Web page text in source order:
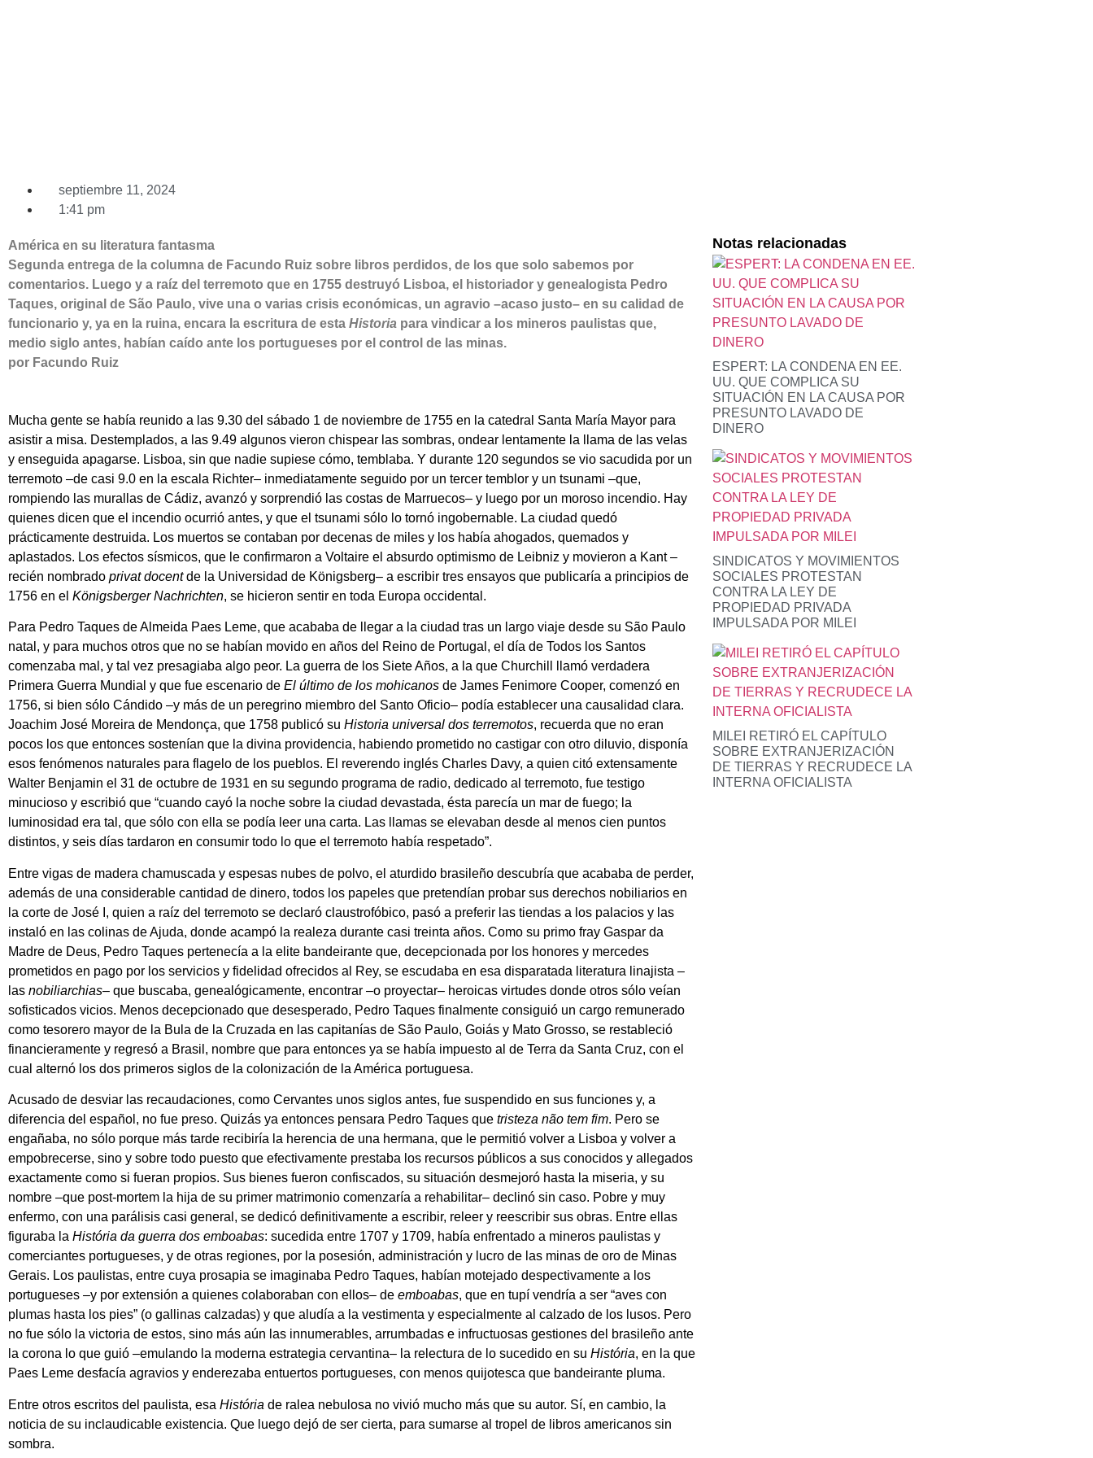
septiembre 11, 2024
1:41 pm
América en su literatura fantasma
Segunda entrega de la columna de Facundo Ruiz sobre libros perdidos, de los que solo sabemos por
comentarios. Luego y a raíz del terremoto que en 1755 destruyó Lisboa, el historiador y genealogista Pedro
Taques, original de São Paulo, vive una o varias crisis económicas, un agravio –acaso justo– en su calidad de
funcionario y, ya en la ruina, encara la escritura de esta Historia para vindicar a los mineros paulistas que,
medio siglo antes, habían caído ante los portugueses por el control de las minas.
por Facundo Ruiz
Mucha gente se había reunido a las 9.30 del sábado 1 de noviembre de 1755 en la catedral Santa María Mayor para
asistir a misa. Destemplados, a las 9.49 algunos vieron chispear las sombras, ondear lentamente la llama de las velas
y enseguida apagarse. Lisboa, sin que nadie supiese cómo, temblaba. Y durante 120 segundos se vio sacudida por un
terremoto –de casi 9.0 en la escala Richter– inmediatamente seguido por un tercer temblor y un tsunami –que,
rompiendo las murallas de Cádiz, avanzó y sorprendió las costas de Marruecos– y luego por un moroso incendio. Hay
quienes dicen que el incendio ocurrió antes, y que el tsunami sólo lo tornó ingobernable. La ciudad quedó
prácticamente destruida. Los muertos se contaban por decenas de miles y los había ahogados, quemados y
aplastados. Los efectos sísmicos, que le confirmaron a Voltaire el absurdo optimismo de Leibniz y movieron a Kant –
recién nombrado privat docentde la Universidad de Königsberg– a escribir tres ensayos que publicaría a principios de
1756 en el Königsberger Nachrichten, se hicieron sentir en toda Europa occidental.
Para Pedro Taques de Almeida Paes Leme, que acababa de llegar a la ciudad tras un largo viaje desde su São Paulo
natal, y para muchos otros que no se habían movido en años del Reino de Portugal, el día de Todos los Santos
comenzaba mal, y tal vez presagiaba algo peor. La guerra de los Siete Años, a la que Churchill llamó verdadera
Primera Guerra Mundial y que fue escenario de El último de los mohicanos de James Fenimore Cooper, comenzó en
1756, si bien sólo Cándido –y más de un peregrino miembro del Santo Oficio– podía establecer una causalidad clara.
Joachim José Moreira de Mendonça, que 1758 publicó su Historia universal dos terremotos, recuerda que no eran
pocos los que entonces sostenían que la divina providencia, habiendo prometido no castigar con otro diluvio, disponía
esos fenómenos naturales para flagelo de los pueblos. El reverendo inglés Charles Davy, a quien citó extensamente
Walter Benjamin el 31 de octubre de 1931 en su segundo programa de radio, dedicado al terremoto, fue testigo
minucioso y escribió que “cuando cayó la noche sobre la ciudad devastada, ésta parecía un mar de fuego; la
luminosidad era tal, que sólo con ella se podía leer una carta. Las llamas se elevaban desde al menos cien puntos
distintos, y seis días tardaron en consumir todo lo que el terremoto había respetado”.
Entre vigas de madera chamuscada y espesas nubes de polvo, el aturdido brasileño descubría que acababa de perder,
además de una considerable cantidad de dinero, todos los papeles que pretendían probar sus derechos nobiliarios en
la corte de José I, quien a raíz del terremoto se declaró claustrofóbico, pasó a preferir las tiendas a los palacios y las
instaló en las colinas de Ajuda, donde acampó la realeza durante casi treinta años. Como su primo fray Gaspar da
Madre de Deus, Pedro Taques pertenecía a la elite bandeirante que, decepcionada por los honores y mercedes
prometidos en pago por los servicios y fidelidad ofrecidos al Rey, se escudaba en esa disparatada literatura linajista –
las nobiliarchias– que buscaba, genealógicamente, encontrar –o proyectar– heroicas virtudes donde otros sólo veían
sofisticados vicios. Menos decepcionado que desesperado, Pedro Taques finalmente consiguió un cargo remunerado
como tesorero mayor de la Bula de la Cruzada en las capitanías de São Paulo, Goiás y Mato Grosso, se restableció
financieramente y regresó a Brasil, nombre que para entonces ya se había impuesto al de Terra da Santa Cruz, con el
cual alternó los dos primeros siglos de la colonización de la América portuguesa.
Acusado de desviar las recaudaciones, como Cervantes unos siglos antes, fue suspendido en sus funciones y, a
diferencia del español, no fue preso. Quizás ya entonces pensara Pedro Taques que tristeza não tem fim. Pero se
engañaba, no sólo porque más tarde recibiría la herencia de una hermana, que le permitió volver a Lisboa y volver a
empobrecerse, sino y sobre todo puesto que efectivamente prestaba los recursos públicos a sus conocidos y allegados
exactamente como si fueran propios. Sus bienes fueron confiscados, su situación desmejoró hasta la miseria, y su
nombre –que post-mortem la hija de su primer matrimonio comenzaría a rehabilitar– declinó sin caso. Pobre y muy
enfermo, con una parálisis casi general, se dedicó definitivamente a escribir, releer y reescribir sus obras. Entre ellas
figuraba la História da guerra dos emboabas: sucedida entre 1707 y 1709, había enfrentado a mineros paulistas y
comerciantes portugueses, y de otras regiones, por la posesión, administración y lucro de las minas de oro de Minas
Gerais. Los paulistas, entre cuya prosapia se imaginaba Pedro Taques, habían motejado despectivamente a los
portugueses –y por extensión a quienes colaboraban con ellos– de emboabas, que en tupí vendría a ser “aves con
plumas hasta los pies” (o gallinas calzadas) y que aludía a la vestimenta y especialmente al calzado de los lusos. Pero
no fue sólo la victoria de estos, sino más aún las innumerables, arrumbadas e infructuosas gestiones del brasileño ante
la corona lo que guió –emulando la moderna estrategia cervantina– la relectura de lo sucedido en su História, en la que
Paes Leme desfacía agravios y enderezaba entuertos portugueses, con menos quijotesca que bandeirante pluma.
Entre otros escritos del paulista, esa História de ralea nebulosa no vivió mucho más que su autor. Sí, en cambio, la
noticia de su inclaudicable existencia. Que luego dejó de ser cierta, para sumarse al tropel de libros americanos sin
sombra.
Notas relacionadas
ESPERT: LA CONDENA EN EE.
UU. QUE COMPLICA SU
SITUACIÓN EN LA CAUSA POR
PRESUNTO LAVADO DE
DINERO
SINDICATOS Y MOVIMIENTOS
SOCIALES PROTESTAN
CONTRA LA LEY DE
PROPIEDAD PRIVADA
IMPULSADA POR MILEI
MILEI RETIRÓ EL CAPÍTULO
SOBRE EXTRANJERIZACIÓN
DE TIERRAS Y RECRUDECE LA
INTERNA OFICIALISTA